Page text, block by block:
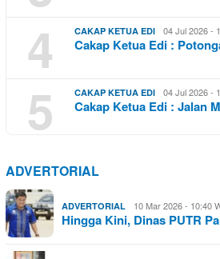
4 CAKAP KETUA EDI 04 Jul 2026 -
Cakap Ketua Edi :
5 CAKAP KETUA EDI 04 Jul 2026 -
Cakap Ketua Edi : Jalan
ADVERTORIAL
ADVERTORIAL 10 Mar 2026 - 10:40
Hingga Kini, Dinas PUTR